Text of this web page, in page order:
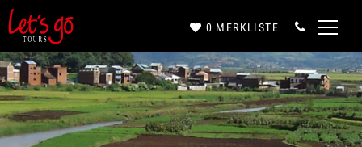
0 MERKLISTE
Anrede*
Vorname*